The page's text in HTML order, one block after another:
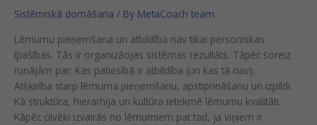
Sistēmiskā domāšana / By MetaCoach team
Lēmumu pieņemšana un atbildība nav tikai personiskas
īpašības. Tās ir organizācijas sistēmas rezultāts. Tāpēc šoreiz
runājām par: Kas patiesībā ir atbildība (un kas tā nav).
Atšķirība starp lēmuma pieņemšanu, apstiprināšanu un izpildi.
Kā struktūra, hierarhija un kultūra ietekmē lēmumu kvalitāti.
Kāpēc cilvēki izvairās no lēmumiem pat tad, ja viņiem ir
pieņemšana